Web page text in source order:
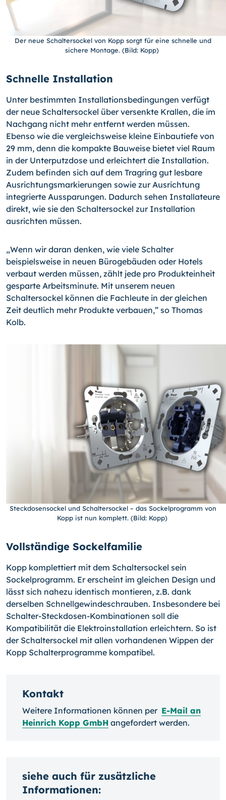
Der neue Schaltersockel von Kopp sorgt für eine schnelle und
sichere Montage. (Bild: Kopp)
Schnelle Installation
Unter bestimmten Installationsbedingungen verfügt
der neue Schaltersockel über versenkte Krallen, die im
Nachgang nicht mehr entfernt werden müssen.
Ebenso wie die vergleichsweise kleine Einbautiefe von
29 mm, denn die kompakte Bauweise bietet viel Raum
in der Unterputzdose und erleichtert die Installation.
Zudem befinden sich auf dem Tragring gut lesbare
Ausrichtungsmarkierungen sowie zur Ausrichtung
integrierte Aussparungen. Dadurch sehen Installateure
direkt, wie sie den Schaltersockel zur Installation
ausrichten müssen.
„Wenn wir daran denken, wie viele Schalter
beispielsweise in neuen Bürogebäuden oder Hotels
verbaut werden müssen, zählt jede pro Produkteinheit
gesparte Arbeitsminute. Mit unserem neuen
Schaltersockel können die Fachleute in der gleichen
Zeit deutlich mehr Produkte verbauen,” so Thomas
Kolb.
Steckdosensockel und Schaltersockel – das Sockelprogramm von
Kopp ist nun komplett. (Bild: Kopp)
Vollständige Sockelfamilie
Kopp komplettiert mit dem Schaltersockel sein
Sockelprogramm. Er erscheint im gleichen Design und
lässt sich nahezu identisch montieren, z.B. dank
derselben Schnellgewindeschrauben. Insbesondere bei
Schalter-Steckdosen-Kombinationen soll die
Kompatibilität die Elektroinstallation erleichtern. So ist
der Schaltersockel mit allen vorhandenen Wippen der
Kopp Schalterprogramme kompatibel.
Kontakt
Weitere Informationen können per E-Mail an
Heinrich Kopp GmbH angefordert werden.
siehe auch für zusätzliche
Informationen: